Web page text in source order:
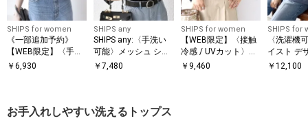
SHIPS for women
《一部追加予約》
【WEB限定】〈手洗
い可能〉アイレット
￥ 6,930
SHIPS any
SHIPS any:〈手洗い
可能〉メッシュ シア
ー ハンカチ スリーブ
￥7,480
SHIPS for women
【WEB限定】〈接触
冷感 / UVカット〉シ
アー オーガンジー コ
￥ 9,460
SHIPS for
〈洗濯機
イスト デ
ー ドッキ
￥12,100
お手入れしやすい洗えるトップス